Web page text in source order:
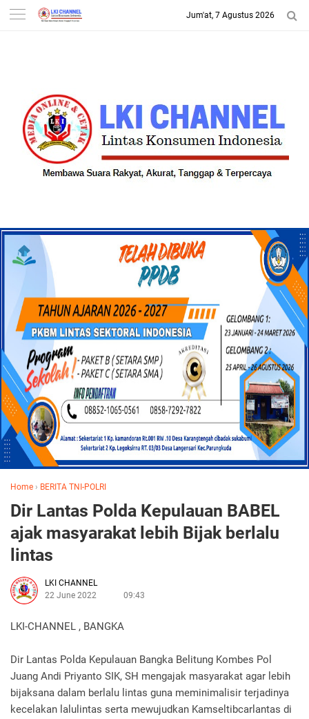
-->
Jum'at, 7 Agustus 2026
Home › BERITA TNI-POLRI
Dir Lantas Polda Kepulauan BABEL
ajak masyarakat lebih Bijak berlalu
lintas
LKI CHANNEL
22 June 2022
09:43
LKI-CHANNEL , BANGKA
Dir Lantas Polda Kepulauan Bangka Belitung Kombes Pol
Juang Andi Priyanto SIK, SH mengajak masyarakat agar lebih
bijaksana dalam berlalu lintas guna meminimalisir terjadinya
kecelakan lalulintas serta mewujudkan Kamseltibcarlantas di